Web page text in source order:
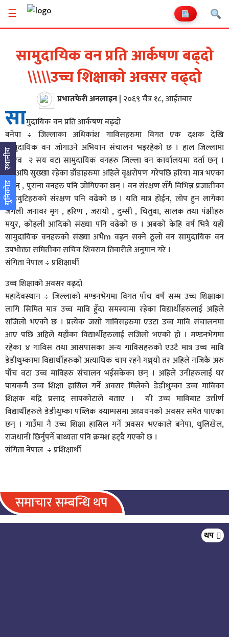
☰
युनिकोड
स्थानीय
सामुदायिक वन प्रति आर्कषण बढ्दो
\\\\\उच्च शिक्षाको अवसर वढ्दो
प्रभातफेरी अनलाइन| २०६९ चैत्र १८, आईतबार
सामुदायिक वन प्रति आर्कषण बढ्दो
बनेपा ÷ जिल्लाका अधिकांश गाविसहरुमा विगत एक दशक देखि
सामुदायिक वन जोगाउने अभियान संचालन भइरहेको छ । हाल जिल्लामा
करिव २ सय वटा सामुदायिक वनहरु जिल्ला वन कार्यालयमा दर्ता छन् ।
यसअघि सुख्खा रहेका डाँडाहरुमा अहिले वृक्षरोपण गरेपछि हरिया मात्र भएका
छैनन् , पुराना वनहरु पनि जोगिएका छन् । वन संरक्षण सँगै विभिन्न प्रजातीका
जडिवुटिहरुको संरक्षण पनि वढेको छ । यति मात्र होईन, लोप हुन लागेका
जंगली जनावर मृग , हरिण , जरायो , दुम्सी , चितुवा, सालक तथा पंक्षीहरु
मयुर, कोइली आदिको संख्या पनि वढेको छ । अबको केहि वर्ष भित्रै यहाँ
सामुदायिक वनहरुको संख्या अभैm वढ्न सक्ने ठूलो वन सामुदायिक वन
उपभोक्ता समितीका सचिव शिवराम तिवारीले अनुमान गरे ।
संगिता नेपाल ÷ प्रशिक्षार्थी
उच्च शिक्षाको अवसर वढ्दो
महादेवस्थान ÷ जिल्लाको मण्डनभेगमा विगत पाँच वर्ष सम्म उच्च शिक्षाका
लागि सिमित मात्र उच्च मावि हुँदा समस्यामा रहेका विद्यार्थीहरुलाई अहिले
सजिलो भएको छ । प्रत्येक जसो गाविसहरुमा एउटा उच्च मावि संचालनमा
आए पछि अहिले यहाँका विद्यार्थीहरुलाई सजिलो भएको हो । मण्डनभेगमा
रहेका ४ गाविस तथा आसपासका अन्य गाविसहरुको एउटै मात्र उच्च मावि
डेडीथुम्कामा विद्यार्थीहरुको अत्याधिक चाप रहने गथ्र्यो तर अहिले नजिकै अरु
पाँच वटा उच्च माविहरु संचालन भईसकेका छन् । अहिले उनीहरुलाई घर
पायकमै उच्च शिक्षा हासिल गर्ने अवसर मिलेको डेडीथुम्का उच्च माविका
शिक्षक बद्रि प्रसाद सापकोटाले बताए । यी उच्च माविबाट उत्तीर्ण
विद्यार्थीहरुले डेडीथुम्का पव्लिक क्याम्पसमा अध्ययनको अवसर समेत पाएका
छन् । गाउँमा नै उच्च शिक्षा हासिल गर्ने अवसर भएकाले बनेपा, धुलिखेल,
राजधानी छिर्नुपर्ने बाध्यता पनि क्रमश हट्दै गएको छ ।
संगिता नेपाल ÷ प्रशिक्षार्थी
समाचार सम्बन्धि थप
ग्यासका लागि जनता लाइनमा, मलाईथप